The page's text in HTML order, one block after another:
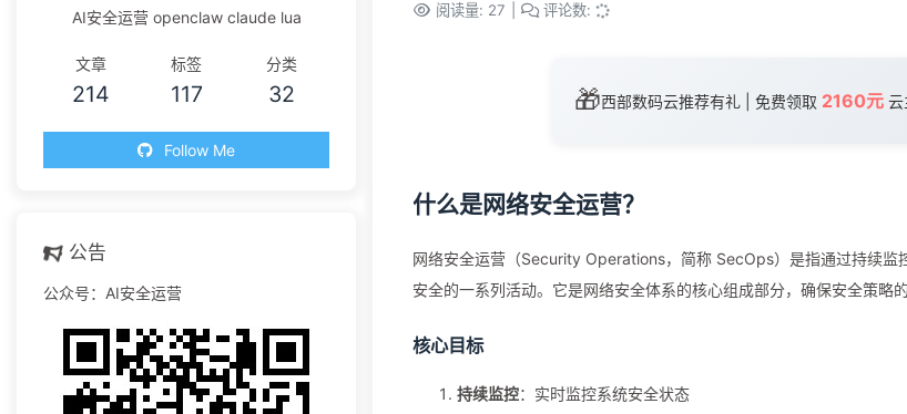
阅读量: 27 评论数:
🎁西部数码云推荐有礼 | 免费领取 2160元云
什么是网络安全运营？
网络安全运营（Security Operations，简称 SecOps）是指通过持续监
安全的一系列活动。它是网络安全体系的核心组成部分，确保安全策略的
核心目标
持续监控：实时监控系统安全状态
AI安全运营 openclaw claude lua
文章
214
标签
117
分类
32
Follow Me
公告
公众号：AI安全运营